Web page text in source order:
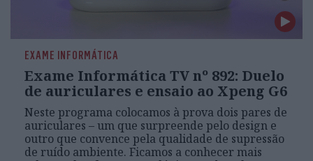
EXAME INFORMÁTICA
Exame Informática TV nº 892: Duelo
de auriculares e ensaio ao Xpeng G6
Neste programa colocamos à prova dois pares de
auriculares – um que surpreende pelo design e
outro que convence pela qualidade de supressão
de ruído ambiente. Ficamos a conhecer mais